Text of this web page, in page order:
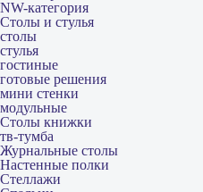
NW-категория
Столы и стулья
столы
стулья
гостиные
готовые решения
мини стенки
модульные
Столы книжки
тв-тумба
Журнальные столы
Настенные полки
Стеллажи